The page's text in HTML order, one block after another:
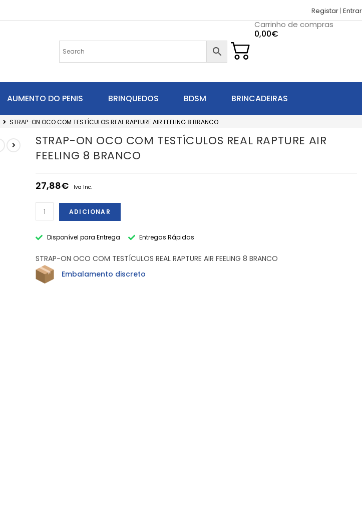
Registar| Entrar
Carrinho de compras
0,00€
AUMENTO DO PENIS BRINQUEDOS BDSM BRINCADEIRAS
STRAP-ON OCO COM TESTÍCULOS REAL RAPTURE AIR FEELING 8 BRANCO
STRAP-ON OCO COM TESTÍCULOS REAL RAPTURE AIR
FEELING 8 BRANCO
27,88€ Iva Inc.
ADICIONAR
Disponível para Entrega Entregas Rápidas
STRAP-ON OCO COM TESTÍCULOS REAL RAPTURE AIR FEELING 8 BRANCO
Embalamento discreto